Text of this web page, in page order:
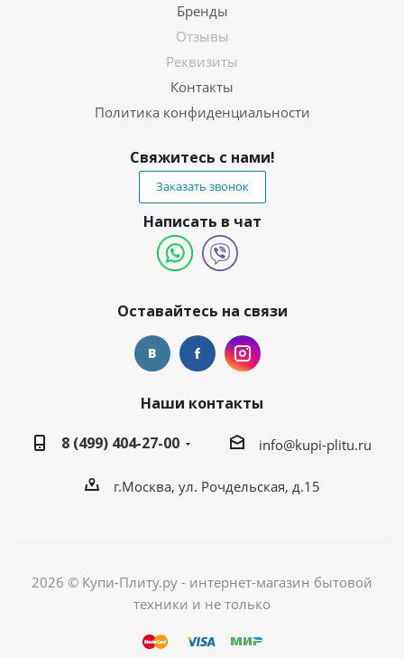
Бренды
Отзывы
Реквизиты
Контакты
Политика конфиденциальности
Свяжитесь с нами!
Заказать звонок
Написать в чат
Оставайтесь на связи
Наши контакты
8 (499) 404-27-00
info@kupi-plitu.ru
г.Москва, ул. Рочдельская, д.15
2026 © Купи-Плиту.ру - интернет-магазин бытовой
техники и не только